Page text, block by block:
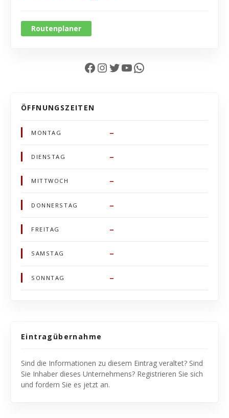
Routenplaner
Facebook InstagramTwitter YouTube WhatsApp
ÖFFNUNGSZEITEN
MONTAG –
DIENSTAG –
MITTWOCH –
DONNERSTAG –
FREITAG –
SAMSTAG –
SONNTAG –
Eintragübernahme
Sind die Informationen zu diesem Eintrag veraltet? Sind
Sie Inhaber dieses Unternehmens? Registrieren Sie sich
und fordern Sie es jetzt an.